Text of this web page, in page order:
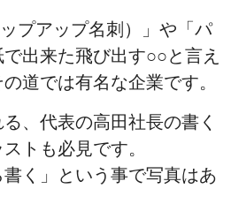
プアップ名刺）」や「パ
出来た飛び出す○○と言え
道では有名な企業です。
、代表の高田社長の書く
トも必見です。
く」という事で写真はあ